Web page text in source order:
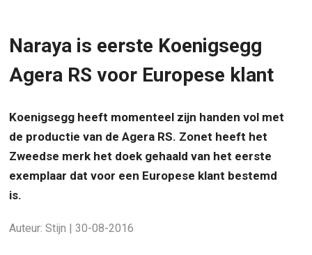
Naraya is eerste Koenigsegg
Agera RS voor Europese klant
Koenigsegg heeft momenteel zijn handen vol met
de productie van de Agera RS. Zonet heeft het
Zweedse merk het doek gehaald van het eerste
exemplaar dat voor een Europese klant bestemd
is.
Auteur: Stijn | 30-08-2016